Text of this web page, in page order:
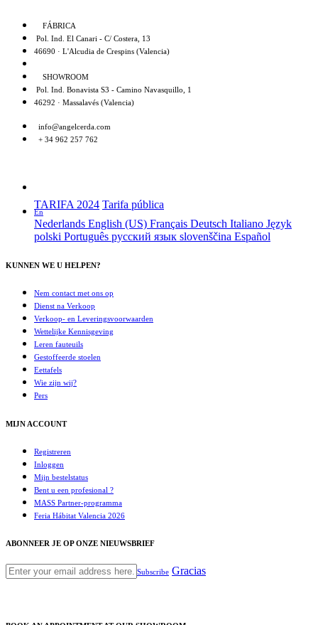
FÁBRICA
Pol. Ind. El Canari - C/ Costera, 13
46690 · L'Alcudia de Crespins (Valencia)
SHOWROOM
Pol. Ind. Bonavista S3 - Camino Navasquillo, 1
46292 · Massalavés (Valencia)
info@angelcerda.com
+ 34 962 257 762
TARIFA 2024 Tarifa pública
En
Nederlands English (US) Français Deutsch Italiano Język
polski Português русский язык slovenščina Español
KUNNEN WE U HELPEN?
Nem contact met ons op
Dienst na Verkoop
Verkoop- en Leveringsvoorwaarden
Wettelijke Kennisgeving
Leren fauteuils
Gestoffeerde stoelen
Eettafels
Wie zijn wij?
Pers
MIJN ACCOUNT
Registreren
Inloggen
Mijn bestelstatus
Bent u een profesional ?
MASS Partner-programma
Feria Hábitat Valencia 2026
ABONNEER JE OP ONZE NIEUWSBRIEF
Subscribe Gracias